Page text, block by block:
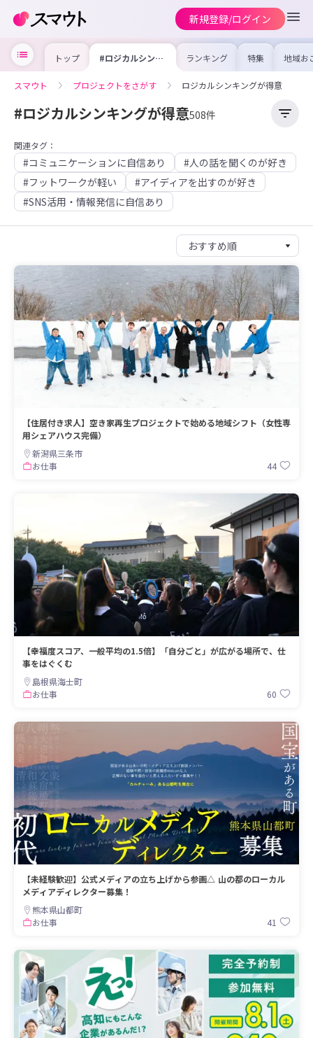
新規登録/ログイン
トップ #ロジカルシンキ
ングが得意
ランキング 特集 地域お
の求
を集め
けよう
スマウト プロジェクトをさがす ロジカルシンキングが得意
#ロジカルシンキングが得意508件
関連タグ：
#コミュニケーションに自信あり
#人の話を聞くのが好き
#フットワークが軽い
#アイディアを出すのが好き
#SNS活用・情報発信に自信あり
【住居付き求人】空き家再生プロジェクトで始める地域シフト（女性専
用シェアハウス完備）
新潟県三条市
お仕事
44
【幸福度スコア、一般平均の1.5倍】「自分ごと」が広がる場所で、仕
事をはぐくむ
島根県海士町
お仕事
60
【未経験歓迎】公式メディアの立ち上げから参画△ 山の都のローカル
メディアディレクター募集！
熊本県山都町
お仕事
41